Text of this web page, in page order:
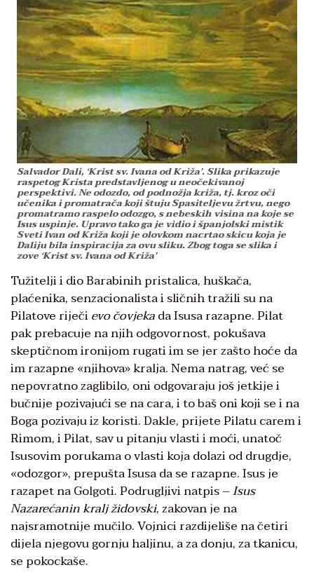
Salvador Dali, ‘Krist sv. Ivana od Križa’. Slika prikazuje
raspetog Krista predstavljenog u neočekivanoj
perspektivi. Ne odozdo, od podnožja križa, tj. kroz oči
učenika i promatrača koji štuju Spasiteljevu žrtvu, nego
promatramo raspelo odozgo, s nebeskih visina na koje se
Isus uspinje. Upravo tako ga je vidio i španjolski mistik
Sveti Ivan od Križa koji je olovkom nacrtao skicu koja je
Daliju bila inspiracija za ovu sliku. Zbog toga se slika i
zove ‘Krist sv. Ivana od Križa’
Tužitelji i dio Barabinih pristalica, huškača,
plaćenika, senzacionalista i sličnih tražili su na
Pilatove riječievo čovjekada Isusa razapne. Pilat
pak prebacuje na njih odgovornost, pokušava
skeptičnom ironijom rugati im se jer zašto hoće da
im razapne «njihova» kralja. Nema natrag, već se
nepovratno zaglibilo, oni odgovaraju još jetkije i
bučnije pozivajući se na cara, i to baš oni koji se i na
Boga pozivaju iz koristi. Dakle, prijete Pilatu carem i
Rimom, i Pilat, sav u pitanju vlasti i moći, unatoč
Isusovim porukama o vlasti koja dolazi od drugdje,
«odozgor», prepušta Isusa da se razapne. Isus je
razapet na Golgoti. Podrugljivi natpis –Isus
Nazarećanin kralj židovski, zakovan je na
najsramotnije mučilo. Vojnici razdijeliše na četiri
dijela njegovu gornju haljinu, a za donju, za tkanicu,
se pokockaše.